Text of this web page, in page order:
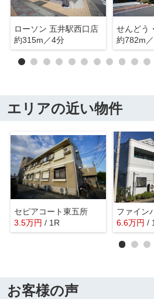
ローソン 五井駅西口店
約315m／4分
せんどう
約782m
エリアの近い物件
セピアコート東五所
3.5万円 / 1R
ファイン
6.6万円 /
お客様の声